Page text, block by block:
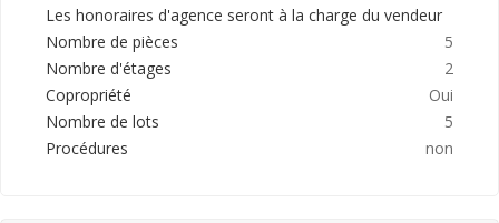
Les honoraires d'agence seront à la charge du vendeur
Nombre de pièces
5
Nombre d'étages
2
Copropriété
Oui
Nombre de lots
5
Procédures
non